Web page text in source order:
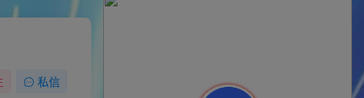
私信